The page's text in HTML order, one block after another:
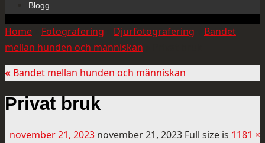
Blogg
Home Fotografering Djurfotografering
Bandet
mellan hunden och människan
« Bandet mellan hunden och människan
Privat bruk
november 21, 2023 november 21, 2023 Full size is 1181 ×